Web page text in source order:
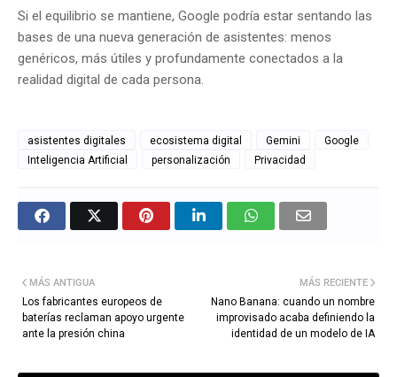
Si el equilibrio se mantiene, Google podría estar sentando las
bases de una nueva generación de asistentes: menos
genéricos, más útiles y profundamente conectados a la
realidad digital de cada persona.
asistentes digitales ecosistema digital Gemini
Google
Inteligencia Artificial
personalización Privacidad
MÁS RECIENTE
Nano Banana: cuando un nombre
improvisado acaba definiendo la
identidad de un modelo de IA
MÁS ANTIGUA
Los fabricantes europeos de
baterías reclaman apoyo urgente
ante la presión china